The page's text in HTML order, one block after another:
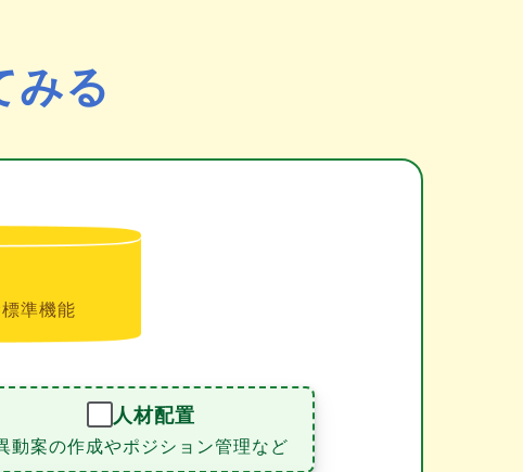
みる
準機能
人材配置
動案の作成やポジション管理など